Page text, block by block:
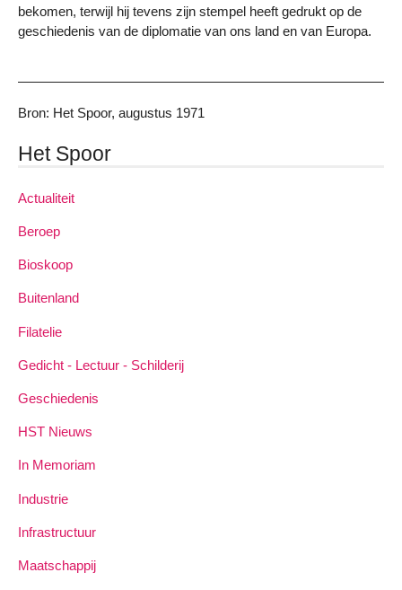
bekomen, terwijl hij tevens zijn stempel heeft gedrukt op de
geschiedenis van de diplomatie van ons land en van Europa.
Bron: Het Spoor, augustus 1971
Het Spoor
Actualiteit
Beroep
Bioskoop
Buitenland
Filatelie
Gedicht - Lectuur - Schilderij
Geschiedenis
HST Nieuws
In Memoriam
Industrie
Infrastructuur
Maatschappij